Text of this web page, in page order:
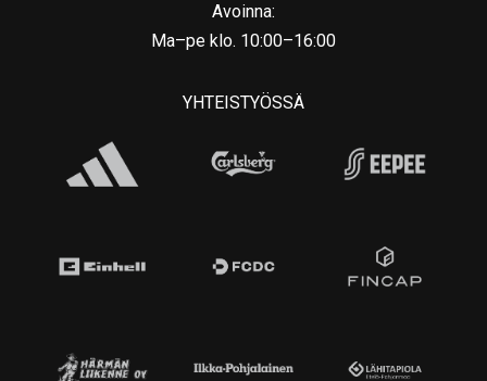
Avoinna:
Ma–pe klo. 10:00–16:00
YHTEISTYÖSSÄ